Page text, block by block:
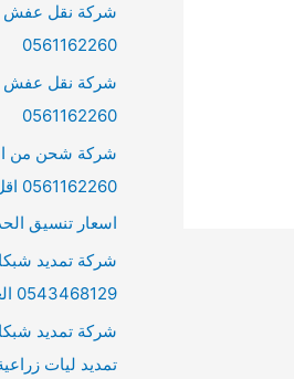
شركة نقل عفش
0561162260
شركة نقل عفش
0561162260
شركة شحن من
0561162260 اقل سعر
اسعار تنسيق الحدائق
شركة تمديد
0543468129 العادية والاتوماتيكية
تمديد ليات